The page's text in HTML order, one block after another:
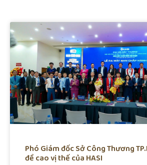
Phó Giám đốc Sở Công Thương
đề cao vị thế của HASI